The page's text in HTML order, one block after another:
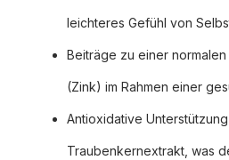
leichteres Gefühl von
Beiträge zu einer
(Zink) im Rahmen einer
Antioxidative
Traubenkernextrakt, was